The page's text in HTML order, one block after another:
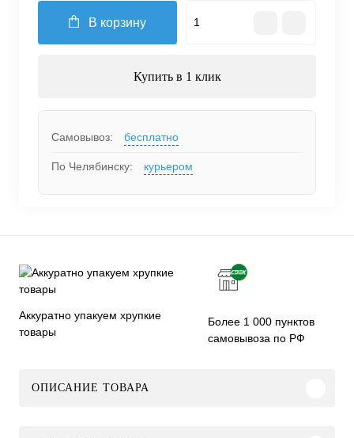
В корзину
Купить в 1 клик
Самовывоз: бесплатно
По Челябинску: курьером
Аккуратно упакуем хрупкие
товары
Более 1 000 пунктов
самовывоза по РФ
ОПИСАНИЕ ТОВАРА